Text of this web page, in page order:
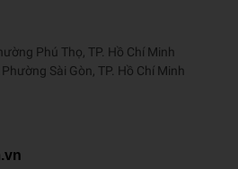
Phú Thọ, TP. Hồ Chí Minh
Sài Gòn, TP. Hồ Chí Minh